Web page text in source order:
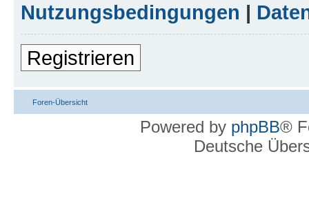
Nutzungsbedingungen |
Registrieren
Foren-Übersicht
Powered by phpBB®
Deutsche